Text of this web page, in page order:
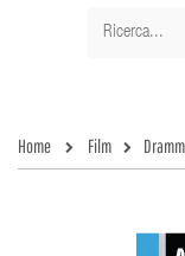
Home Film